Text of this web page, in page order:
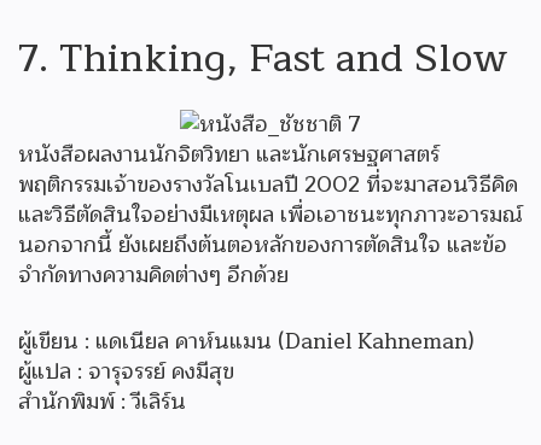
7. Thinking, Fast and Slow
หนังสือผลงานนักจิตวิทยา และนักเศรษฐศาสตร์
พฤติกรรมเจ้าของรางวัลโนเบลปี 2002 ที่จะมาสอนวิธีคิด
และวิธีตัดสินใจอย่างมีเหตุผล เพื่อเอาชนะทุกภาวะอารมณ์
นอกจากนี้ ยังเผยถึงต้นตอหลักของการตัดสินใจ และข้อ
จำกัดทางความคิดต่างๆ อีกด้วย
ผู้เขียน : แดเนียล คาห์นแมน (Daniel Kahneman)
ผู้แปล : จารุจรรย์ คงมีสุข
สำนักพิมพ์ : วีเลิร์น